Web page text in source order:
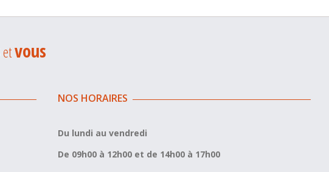
etvous
NOS HORAIRES
Du lundi au vendredi
De 09h00 à 12h00 et de 14h00 à 17h00